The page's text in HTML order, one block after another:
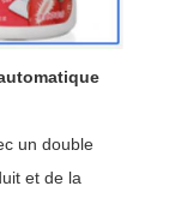
un double
et de la